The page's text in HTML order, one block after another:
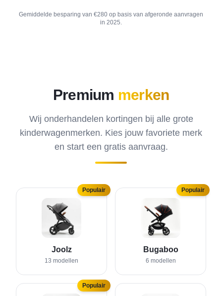
Gemiddelde besparing van €280 op basis van afgeronde aanvragen
in 2025.
Premium merken
Wij onderhandelen kortingen bij alle grote
kinderwagenmerken. Kies jouw favoriete merk
en start een gratis aanvraag.
Populair
Joolz
13 model len
Populair
Bugaboo
6 model len
Populair